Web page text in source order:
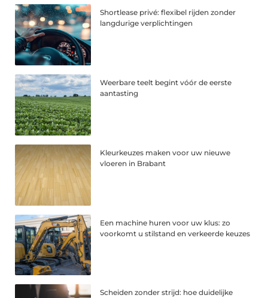
Shortlease privé: flexibel rijden zonder
langdurige verplichtingen
Weerbare teelt begint vóór de eerste
aantasting
Kleurkeuzes maken voor uw nieuwe
vloeren in Brabant
Een machine huren voor uw klus: zo
voorkomt u stilstand en verkeerde keuzes
Scheiden zonder strijd: hoe duidelijke